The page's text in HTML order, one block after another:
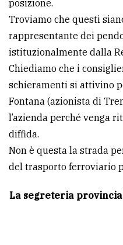
CERCA
Cerca
per
comune
Ricerca
avanzata
LE
ALTRE
posizione.
Troviamo che questi
rappresentante dei
istituzionalmente dalla
Chiediamo che i
schieramenti si attivino
Fontana (azionista di
l’azienda perché venga
diffida.
Non è questa la strada
del trasporto ferroviario
La segreteria